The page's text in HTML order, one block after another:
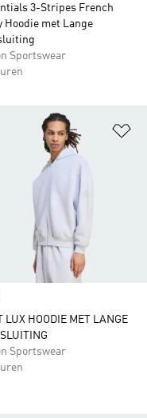
3-Stripes French
Hoodie met Lange
Sportswear
zetten
LUX HOODIE MET LANGE
Sportswear